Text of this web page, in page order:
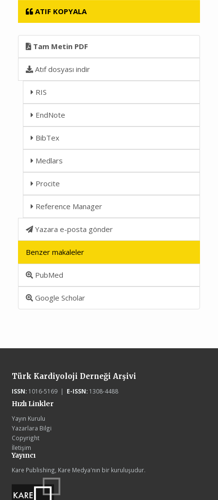
ATIF KOPYALA
Tam Metin PDF
Atıf dosyası indir
RIS
EndNote
BibTex
Medlars
Procite
Reference Manager
Yazara e-posta gönder
Benzer makaleler
PubMed
Google Scholar
Türk Kardiyoloji Derneği Arşivi
ISSN:1016-5169 | E-ISSN:1308-4488
Hızlı Linkler
Yayın Kurulu
Yazarlara Bilgi
Copyright
İletişim
Yayıncı
Kare Publishing, Kare Medya'nın bir kuruluşudur.